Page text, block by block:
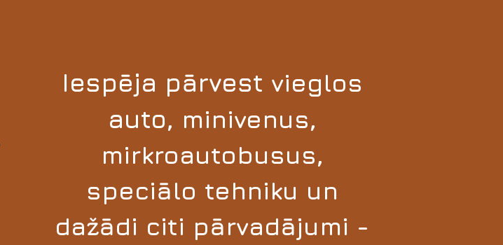
Iespēja pārvest vieglos
auto, minivenus,
mirkroautobusus,
speciālo tehniku un
dažādi citi pārvadājumi -